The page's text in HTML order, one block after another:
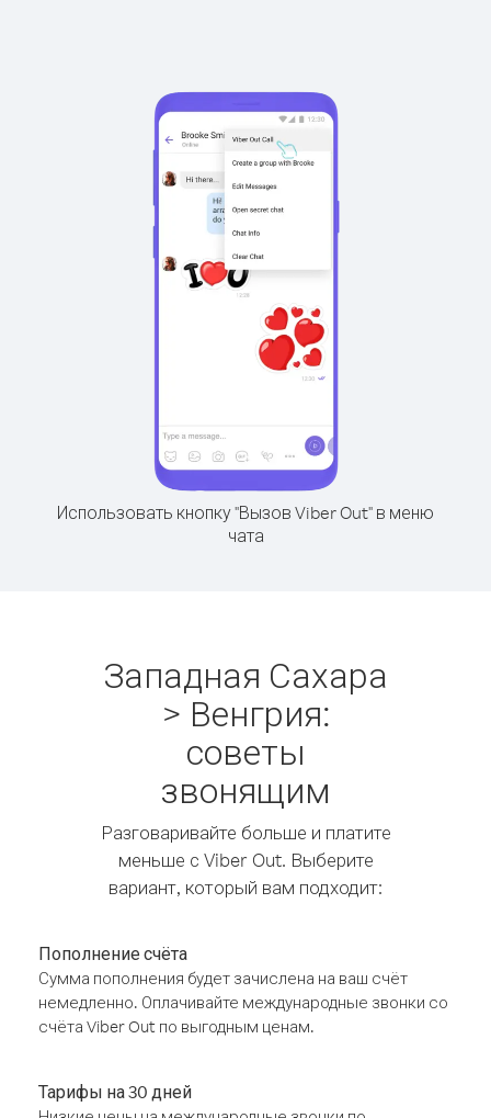
Использовать кнопку "Вызов Viber Out" в меню
чата
Западная Сахара
> Венгрия:
советы
звонящим
Разговаривайте больше и платите
меньше с Viber Out. Выберите
вариант, который вам подходит:
Пополнение счёта
Сумма пополнения будет зачислена на ваш счёт
немедленно. Оплачивайте международные звонки со
счёта Viber Out по выгодным ценам.
Тарифы на 30 дней